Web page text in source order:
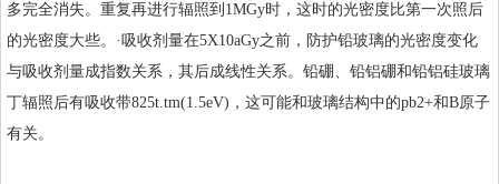
多完全消失。重复再进行辐照到1MGy时，这时的光密度比第一次照后
的光密度大些。·吸收剂量在5X10aGy之前，防护铅玻璃的光密度变化
与吸收剂量成指数关系，其后成线性关系。铅硼、铅铝硼和铅铝硅玻璃
丁辐照后有吸收带825t.tm(1.5eV)，这可能和玻璃结构中的pb2+和B原子
有关。